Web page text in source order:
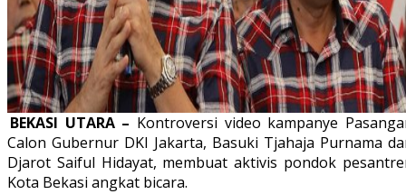
BEKASI UTARA – Kontroversi video kampanye
Calon Gubernur DKI Jakarta, Basuki Tjahaja Purnama
Djarot Saiful Hidayat, membuat aktivis pondok
Kota Bekasi angkat bicara.